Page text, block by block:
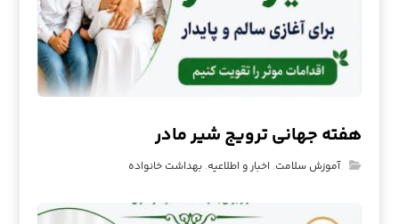
هفته جهانی ترویج شیر مادر
آموزش سلامت, اخبار و اطلاعیه,بهداشت خانواده